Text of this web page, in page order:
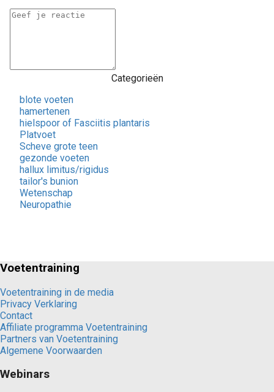
Categorieën
blote voeten
hamertenen
hielspoor of Fasciitis plantaris
Platvoet
Scheve grote teen
gezonde voeten
hallux limitus/rigidus
tailor's bunion
Wetenschap
Neuropathie
Voetentraining
Voetentraining in de media
Privacy Verklaring
Contact
Affiliate programma Voetentraining
Partners van Voetentraining
Algemene Voorwaarden
Webinars